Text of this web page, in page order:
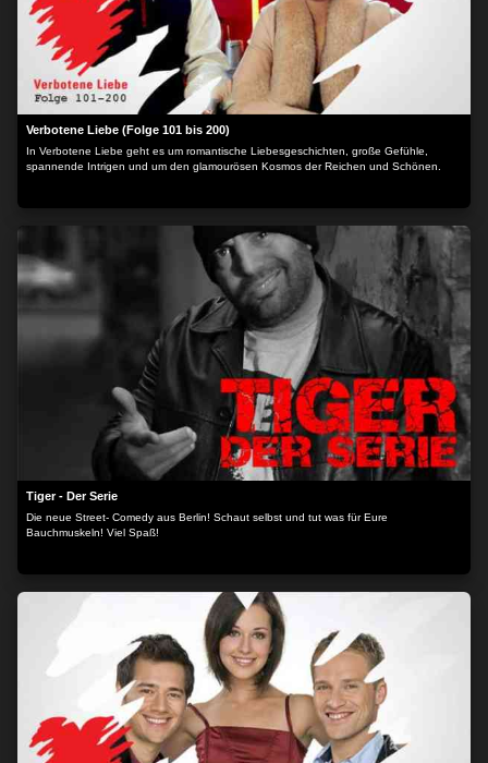
Verbotene Liebe (Folge 101 bis 200)
In Verbotene Liebe geht es um romantische Liebesgeschichten, große Gefühle,
spannende Intrigen und um den glamourösen Kosmos der Reichen und Schönen.
Tiger - Der Serie
Die neue Street- Comedy aus Berlin! Schaut selbst und tut was für Eure
Bauchmuskeln! Viel Spaß!